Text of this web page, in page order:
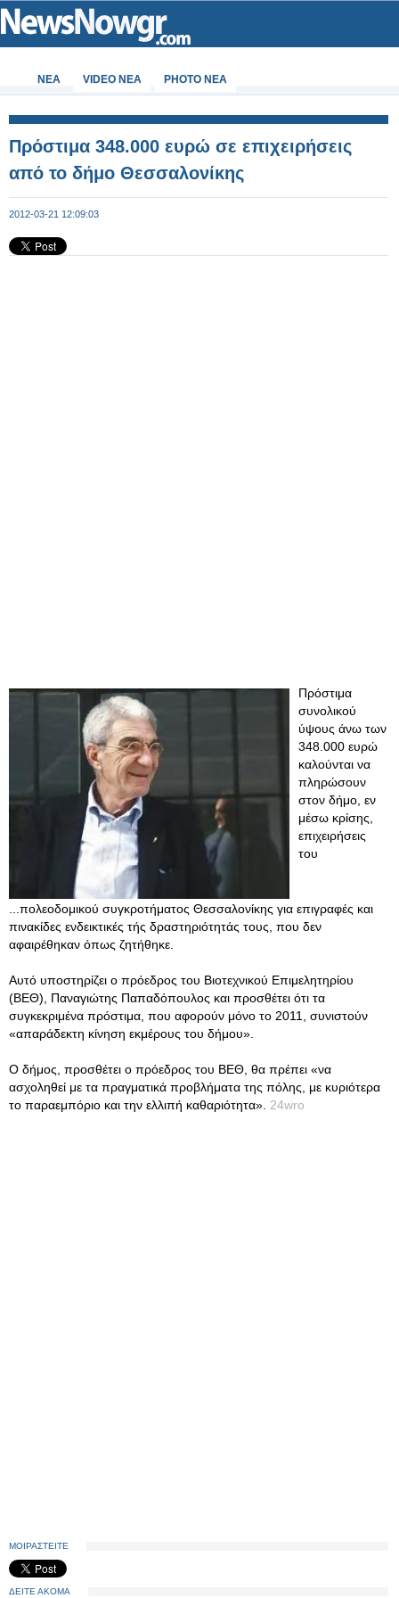
ΝΕΑ VIDEO NEA PHOTO NEA
Πρόστιμα 348.000 ευρώ σε επιχειρήσεις
από το δήμο Θεσσαλονίκης
2012-03-21 12:09:03
Πρόστιμα
συνολικού
ύψους άνω των
348.000 ευρώ
καλούνται να
πληρώσουν
στον δήμο, εν
μέσω κρίσης,
επιχειρήσεις
του
...πολεοδομικού συγκροτήματος Θεσσαλονίκης για επιγραφές και
πινακίδες ενδεικτικές τής δραστηριότητάς τους, που δεν
αφαιρέθηκαν όπως ζητήθηκε.
Αυτό υποστηρίζει ο πρόεδρος του Βιοτεχνικού Επιμελητηρίου
(ΒΕΘ), Παναγιώτης Παπαδόπουλος και προσθέτει ότι τα
συγκεκριμένα πρόστιμα, που αφορούν μόνο το 2011, συνιστούν
«απαράδεκτη κίνηση εκμέρους του δήμου».
Ο δήμος, προσθέτει ο πρόεδρος του ΒΕΘ, θα πρέπει «να
ασχοληθεί με τα πραγματικά προβλήματα της πόλης, με κυριότερα
το παραεμπόριο και την ελλιπή καθαριότητα». 24wro
ΜΟΙΡΑΣΤΕΙΤΕ
ΔΕΙΤΕ ΑΚΟΜΑ